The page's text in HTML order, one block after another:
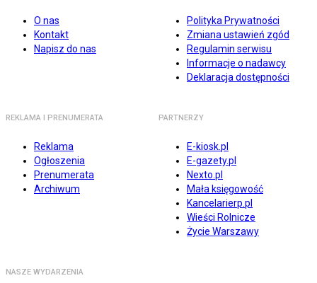
O nas
Kontakt
Napisz do nas
Polityka Prywatności
Zmiana ustawień zgód
Regulamin serwisu
Informacje o nadawcy
Deklaracja dostępności
REKLAMA I PRENUMERATA
Reklama
Ogłoszenia
Prenumerata
Archiwum
PARTNERZY
E-kiosk.pl
E-gazety.pl
Nexto.pl
Mała księgowość
Kancelarierp.pl
Wieści Rolnicze
Życie Warszawy
NASZE WYDARZENIA